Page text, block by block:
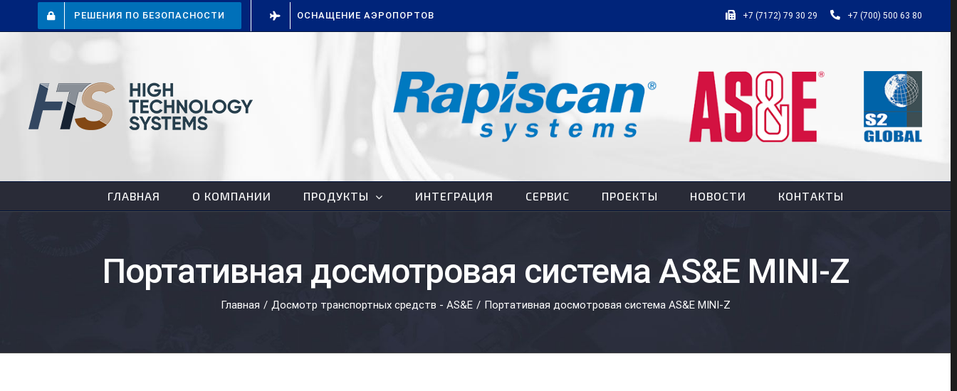
to
РЕШЕНИЯ ПО БЕЗОПАСНОСТИ ОСНАЩЕНИЕ АЭРОПОРТОВ +7 (7172) 79 30 29 +7 (700) 500 63 80
ГЛАВНАЯ О КОМПАНИИ ПРОДУКТЫ ИНТЕГРАЦИЯ СЕРВИС ПРОЕКТЫ НОВОСТИ КОНТАКТЫ
Портативная досмотровая система AS&E MINI-Z
Главная / Досмотр транспортных средств - AS&E / Портативная досмотровая система AS&E MINI-Z